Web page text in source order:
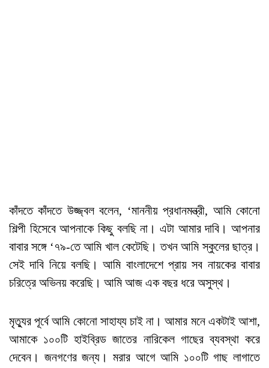
কাঁদতে কাঁদতে উজ্জ্বল বলেন, ‘মাননীয় প্রধানমন্ত্রী, আমি কোনো
শিল্পী হিসেবে আপনাকে কিছু বলছি না। এটা আমার দাবি। আপনার
বাবার সঙ্গে ‘৭৯-তে আমি খাল কেটেছি। তখন আমি স্কুলের ছাত্র।
সেই দাবি নিয়ে বলছি। আমি বাংলাদেশে প্রায় সব নায়কের বাবার
চরিত্রে অভিনয় করেছি। আমি আজ এক বছর ধরে অসুস্থ।
মৃত্যুর পূর্বে আমি কোনো সাহায্য চাই না। আমার মনে একটাই আশা,
আমাকে ১০০টি হাইব্রিড জাতের নারিকেল গাছের ব্যবস্থা করে
দেবেন। জনগণের জন্য। মরার আগে আমি ১০০টি গাছ লাগাতে